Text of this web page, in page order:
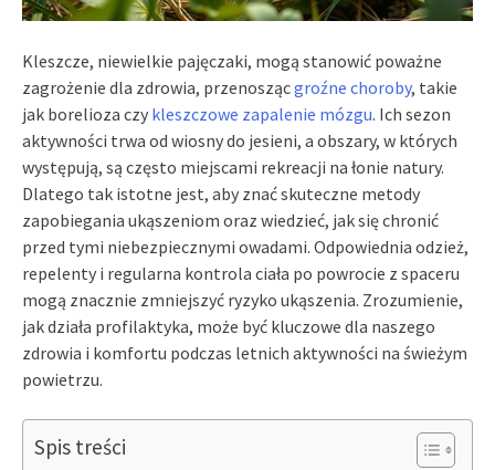
Kleszcze, niewielkie pajęczaki, mogą stanowić poważne
zagrożenie dla zdrowia, przenoszącgroźne choroby, takie
jak borelioza czy kleszczowe zapalenie mózgu. Ich sezon
aktywności trwa od wiosny do jesieni, a obszary, w których
występują, są często miejscami rekreacji na łonie natury.
Dlatego tak istotne jest, aby znać skuteczne metody
zapobiegania ukąszeniom oraz wiedzieć, jak się chronić
przed tymi niebezpiecznymi owadami. Odpowiednia odzież,
repelenty i regularna kontrola ciała po powrocie z spaceru
mogą znacznie zmniejszyć ryzyko ukąszenia. Zrozumienie,
jak działa profilaktyka, może być kluczowe dla naszego
zdrowia i komfortu podczas letnich aktywności na świeżym
powietrzu.
Spis treści